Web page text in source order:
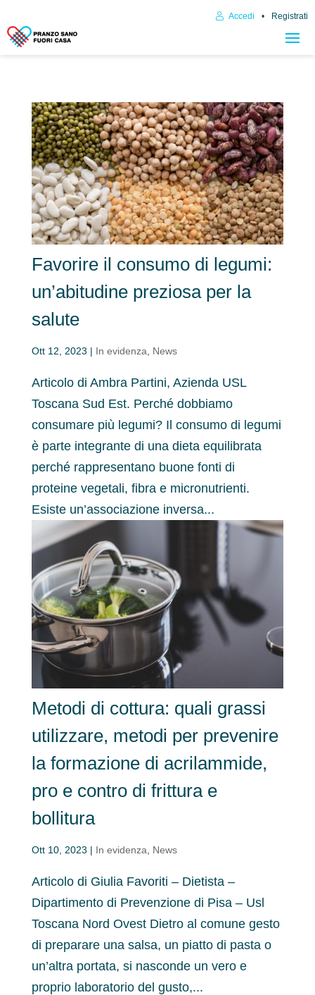
Accedi Registrati
Favorire il consumo di legumi:
un’abitudine preziosa per la
salute
Ott 12, 2023 | In evidenza News
Articolo di Ambra Partini, Azienda USL
Toscana Sud Est. Perché dobbiamo
consumare più legumi? Il consumo di legumi
è parte integrante di una dieta equilibrata
perché rappresentano buone fonti di
proteine vegetali, fibra e micronutrienti.
Esiste un’associazione inversa...
Metodi di cottura: quali grassi
utilizzare, metodi per prevenire
la formazione di acrilammide,
pro e contro di frittura e
bollitura
Ott 10, 2023 | In evidenza News
Articolo di Giulia Favoriti – Dietista –
Dipartimento di Prevenzione di Pisa – Usl
Toscana Nord Ovest Dietro al comune gesto
di preparare una salsa, un piatto di pasta o
un’altra portata, si nasconde un vero e
proprio laboratorio del gusto,...